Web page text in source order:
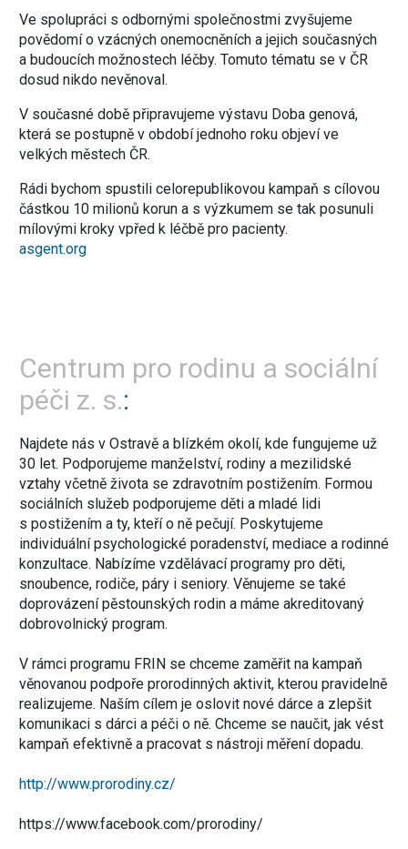
Ve spolupráci s odbornými společnostmi zvyšujeme
povědomí o vzácných onemocněních a jejich současných
a budoucích možnostech léčby. Tomuto tématu se v ČR
dosud nikdo nevěnoval.
V současné době připravujeme výstavu Doba genová,
která se postupně v období jednoho roku objeví ve
velkých městech ČR.
Rádi bychom spustili celorepublikovou kampaň s cílovou
částkou 10 milionů korun a s výzkumem se tak posunuli
mílovými kroky vpřed k léčbě pro pacienty.
asgent.org
Centrum pro rodinu a sociální
péči z. s.
Najdete nás v Ostravě a blízkém okolí, kde fungujeme už
30 let. Podporujeme manželství, rodiny a mezilidské
vztahy včetně života se zdravotním postižením. Formou
sociálních služeb podporujeme děti a mladé lidi
s postižením a ty, kteří o ně pečují. Poskytujeme
individuální psychologické poradenství, mediace a rodinné
konzultace. Nabízíme vzdělávací programy pro děti,
snoubence, rodiče, páry i seniory. Věnujeme se také
doprovázení pěstounských rodin a máme akreditovaný
dobrovolnický program.
V rámci programu FRIN se chceme zaměřit na kampaň
věnovanou podpoře prorodinných aktivit, kterou pravidelně
realizujeme. Naším cílem je oslovit nové dárce a zlepšit
komunikaci s dárci a péči o ně. Chceme se naučit, jak vést
kampaň efektivně a pracovat s nástroji měření dopadu.
http://www.prorodiny.cz/
https://www.facebook.com/prorodiny/